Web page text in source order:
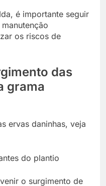
é importante seguir
os riscos de
das
grama
ervas daninhas, veja
do plantio
o surgimento de